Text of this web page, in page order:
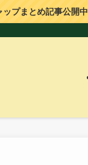
プまとめ記事公開中